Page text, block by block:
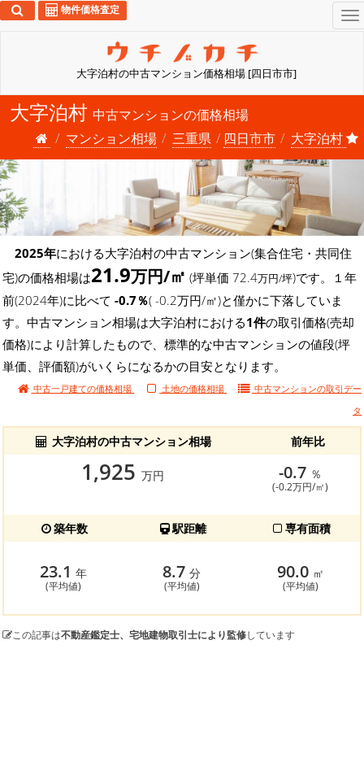
大字泊村の中古マンション価格相場 [四日市市]
物件価格査定
大字泊村 中古マンションの価格相場
マンション相場
三重県 四日市市 大字泊村
2025年における大字泊村の中古マンション(集合住宅・共同住
宅)の価格相場は21.9万円/㎡ (坪単価 72.4万円/坪)です。１年
前(2024年)に比べて -0.7％( -0.2万円/㎡)と僅かに下落していま
す。中古マンション相場は大字泊村における1件の取引価格(売却
価格)により計算したもので、標準的な中古マンションの値段(坪
単価、評価額)がいくらになるかの目安となります。
中古一戸建ての価格相場 土地の価格相場 中古マンションの取引デー
タ
大字泊村の中古マンション相場 前年比
1,925 万円 -0.7 ％
(-0.2万円/㎡)
築年数 駅距離 専有面積
23.1 年
(平均値)
8.7分
(平均値)
90.0 ㎡
(平均値)
この記事は不動産鑑定士、宅地建物取引士により監修しています